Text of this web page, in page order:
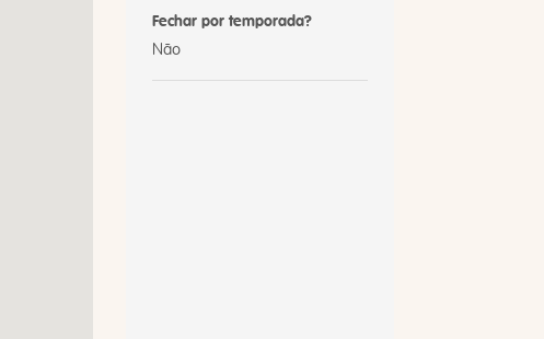
Fechar por temporada?
Não